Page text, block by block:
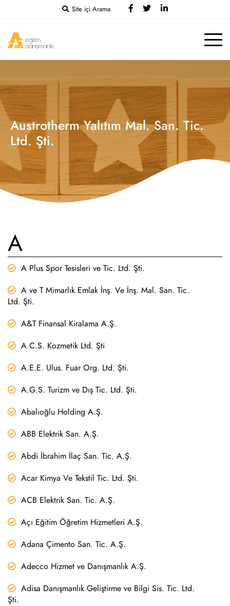
Site içi Arama
Austrotherm Yalıtım Mal. San. Tic.
Ltd. Şti.
A
A Plus Spor Tesisleri ve Tic. Ltd. Şti.
A ve T Mimarlık Emlak İnş. Ve İnş. Mal. San. Tic.
Ltd. Şti.
A&T Finansal Kiralama A.Ş.
A.C.S. Kozmetik Ltd. Şti
A.E.E. Ulus. Fuar Org. Ltd. Şti.
A.G.S. Turizm ve Dış Tic. Ltd. Şti.
Abalıoğlu Holding A.Ş.
ABB Elektrik San. A.Ş.
Abdi İbrahim İlaç San. Tic. A.Ş.
Acar Kimya Ve Tekstil Tic. Ltd. Şti.
ACB Elektrik San. Tic. A.Ş.
Açı Eğitim Öğretim Hizmetleri A.Ş.
Adana Çimento San. Tic. A.Ş.
Adecco Hizmet ve Danışmanlık A.Ş.
Adisa Danışmanlık Geliştirme ve Bilgi Sis. Tic. Ltd.
Şti.